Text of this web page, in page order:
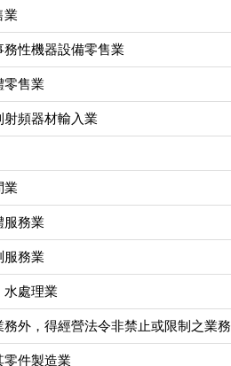
業
務性機器設備零售業
零售業
射頻器材輸入業
業
服務業
服務業
水處理業
務外，得經營法令非禁止或限制之業務
件製造業